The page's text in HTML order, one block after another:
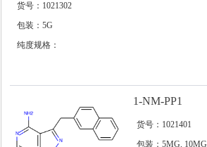
货号：1021302
包装：5G
纯度规格：
1-NM-PP1
货号：1021401
包装：5MG, 10MG